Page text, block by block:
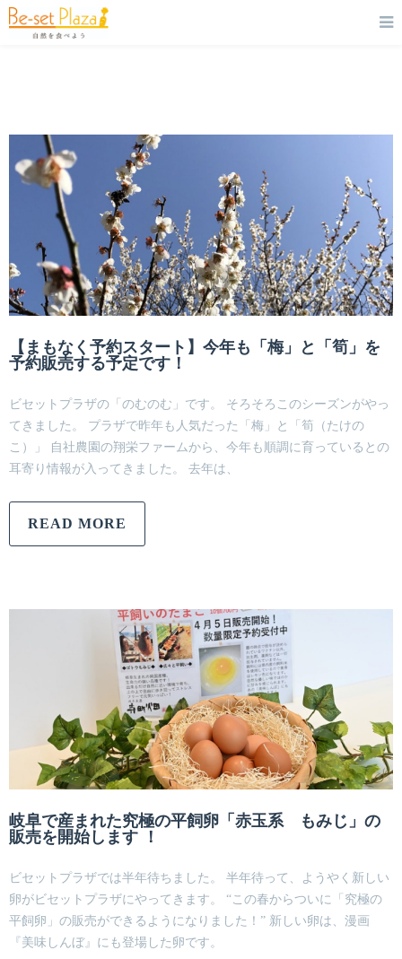
【まもなく予約スタート】今年も「梅」と「筍」を
予約販売する予定です！
ビセットプラザの「のむのむ」です。 そろそろこのシーズンがやっ
てきました。 プラザで昨年も人気だった「梅」と「筍（たけの
こ）」 自社農園の翔栄ファームから、今年も順調に育っているとの
耳寄り情報が入ってきました。 去年は、
READ MORE
岐阜で産まれた究極の平飼卵「赤玉系 もみじ」の
販売を開始します ！
ビセットプラザでは半年待ちました。 半年待って、ようやく新しい
卵がビセットプラザにやってきます。 “この春からついに「究極の
平飼卵」の販売ができるようになりました！” 新しい卵は、漫画
『美味しんぼ』にも登場した卵です。